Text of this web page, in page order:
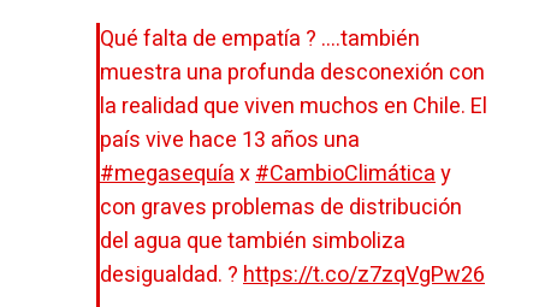
Qué falta de empatía ? ….también
muestra una profunda desconexión con
la realidad que viven muchos en Chile. El
país vive hace 13 años una
#megasequíax#CambioClimáticay
con graves problemas de distribución
del agua que también simboliza
desigualdad. ?https://t.co/z7zqVgPw26